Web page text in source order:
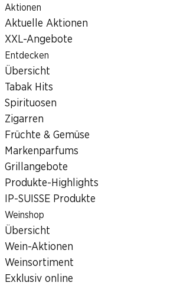
Aktionen
Aktuelle Aktionen
XXL-Angebote
Entdecken
Übersicht
Tabak Hits
Spirituosen
Zigarren
Früchte & Gemüse
Markenparfums
Grillangebote
Produkte-Highlights
IP-SUISSE Produkte
Weinshop
Übersicht
Wein-Aktionen
Weinsortiment
Exklusiv online
Chateau d`en Bas 2, 1630 Bulle
Gruyère-Centre
d`en Bas 2, 1630 Bulle